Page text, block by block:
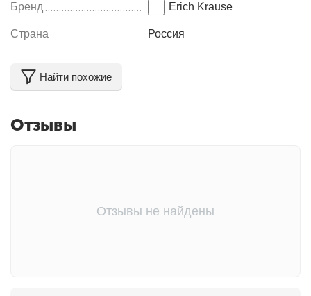
Бренд Erich Krause
Страна Россия
Найти похожие
Отзывы
Отзывы не найдены